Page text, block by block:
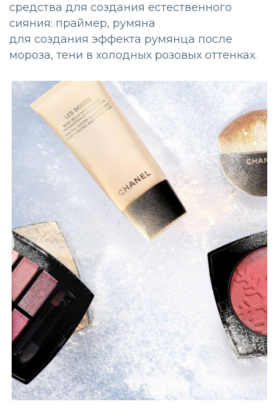
средства для создания естественного
сияния: праймер, румяна
для создания эффекта румянца после
мороза, тени в холодных розовых оттенках.